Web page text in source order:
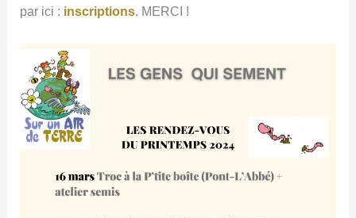
par ici : inscriptions. MERCI !